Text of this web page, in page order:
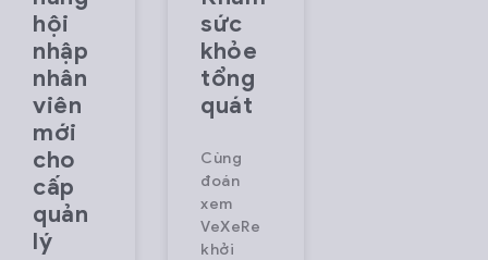
hội
nhập
nhân
viên
mới
cho
cấp
quản
lý
sức
khỏe
tổng
quát
Cùng
đoán
xem
VeXeRe
khởi